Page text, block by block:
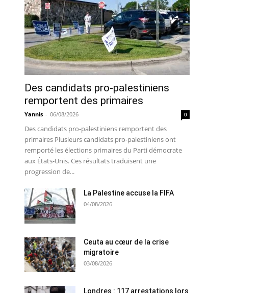
Des candidats pro-palestiniens
remportent des primaires
Yannis - 06/08/2026 0
Des candidats pro-palestiniens remportent des
primaires Plusieurs candidats pro-palestiniens ont
remporté les élections primaires du Parti démocrate
aux États-Unis. Ces résultats traduisent une
progression de...
La Palestine accuse la FIFA
04/08/2026
Ceuta au cœur de la crise
migratoire
03/08/2026
Londres : 117 arrestations lors